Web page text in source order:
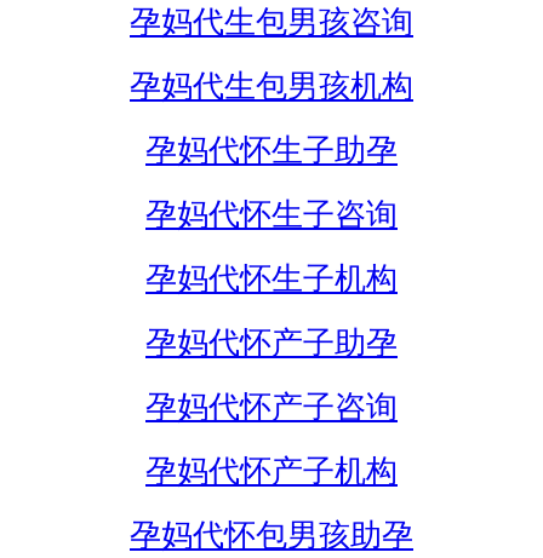
孕妈代生包男孩咨询
孕妈代生包男孩机构
孕妈代怀生子助孕
孕妈代怀生子咨询
孕妈代怀生子机构
孕妈代怀产子助孕
孕妈代怀产子咨询
孕妈代怀产子机构
孕妈代怀包男孩助孕